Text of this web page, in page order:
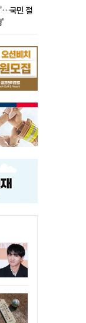
국민 절
'